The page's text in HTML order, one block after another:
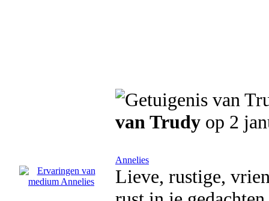
van Trudy op 2
Annelies
Lieve, rustige,